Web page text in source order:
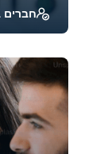
חברים
פיננסיות,
טכניקות...
2471